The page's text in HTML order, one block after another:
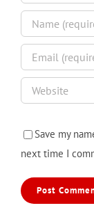
Save my
next time I